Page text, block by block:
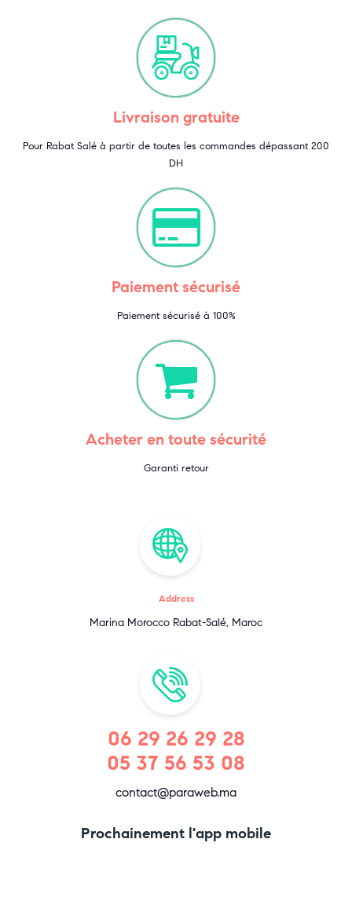
Livraison gratuite
Pour Rabat Salé à partir de toutes les commandes dépassant 200
DH
Paiement sécurisé
Paiement sécurisé à 100%
Acheter en toute sécurité
Garanti retour
Address
Marina Morocco Rabat-Salé, Maroc
06 29 26 29 28
05 37 56 53 08
contact@paraweb.ma
Prochainement l'app mobile